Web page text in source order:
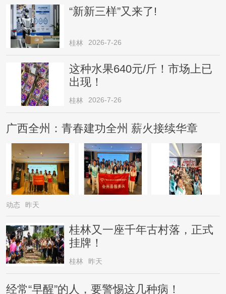
“新新三样”又来了!
桂林 2026-7-26
这种水果640元/斤！市场上已
出现！
桂林 2026-7-26
广西全州：青春建功全州 薪火接续华章
动态 昨天
桂林又一座千年古村落，正式
挂牌！
桂林 昨天
经常“早醒”的人，要警惕这几种病！